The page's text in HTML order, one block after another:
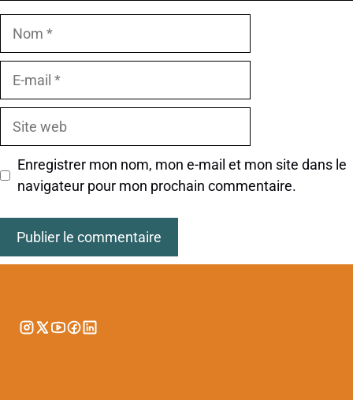
Nom
Site
Enregistrer mon nom, mon e-mail et mon site dans le
navigateur pour mon prochain commentaire.